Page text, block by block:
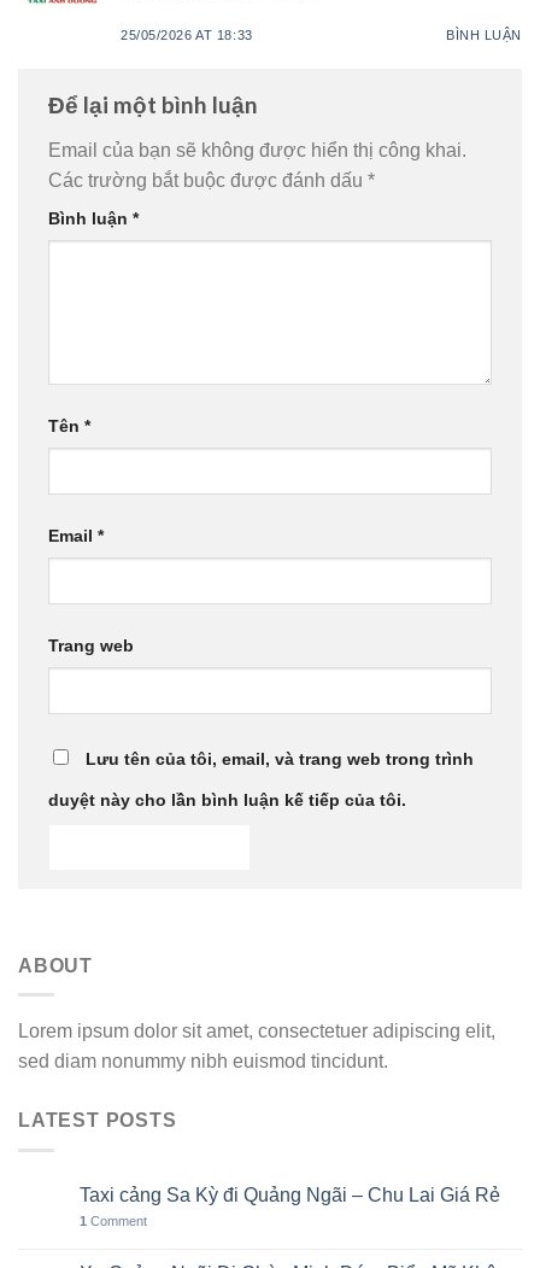
25/05/2026 AT 18:33 BÌNH LUẬN
Để lại một bình luận
Email của bạn sẽ không được hiển thị công khai.
Các trường bắt buộc được đánh dấu *
Bình luận *
Tên *
Email *
Trang web
Lưu tên của tôi, email, và trang web trong trình
duyệt này cho lần bình luận kế tiếp của tôi.
ABOUT
Lorem ipsum dolor sit amet, consectetuer adipiscing elit,
sed diam nonummy nibh euismod tincidunt.
LATEST POSTS
Taxi cảng Sa Kỳ đi Quảng Ngãi – Chu Lai Giá Rẻ
1 Comment